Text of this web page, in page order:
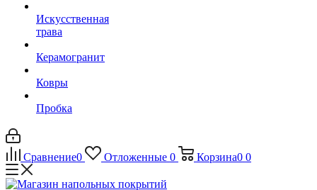
Искусственная
трава
Керамогранит
Ковры
Пробка
Сравнение0 Отложенные 0 Корзина0 0